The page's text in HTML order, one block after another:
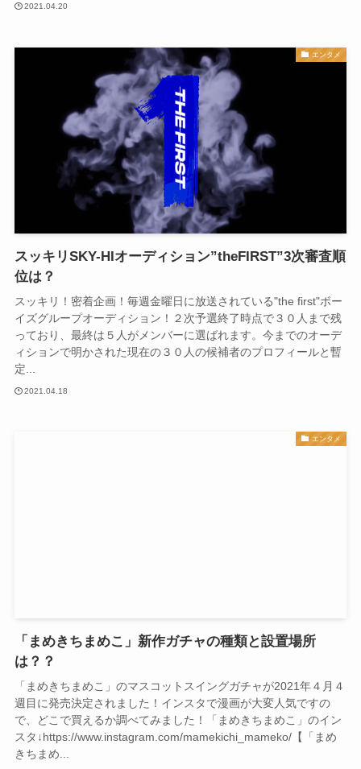
2021.04.20
エンタメ
スッキリSKY-HIオーディション”theFIRST”3次審査順
位は？
スッキリ！密着企画！毎週金曜日に放送されている"the first"ボー
イズグループオーディション！２次予選終了時点で３０人まで残
っており、最終は５人がメンバーに選ばれます。今までのオーデ
ィションで明かされた現在の３０人の候補者のプロフィールと暫
定...
2021.04.18
エンタメ
「まめきちまめこ」新作ガチャの種類と設置場所
は？？
「まめきちまめこ」のマスコットスイングガチャが2021年４月４
週目に発売決定されました！インスタで漫画が大変人気ですの
で、どこで買えるか調べてみました！「まめきちまめこ」のイン
スタ↓https://www.instagram.com/mamekichi_mameko/【「まめ
きちまめ...